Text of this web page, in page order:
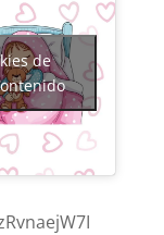
de